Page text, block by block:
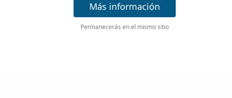
Más información
Permanecerás en el mismo sitio